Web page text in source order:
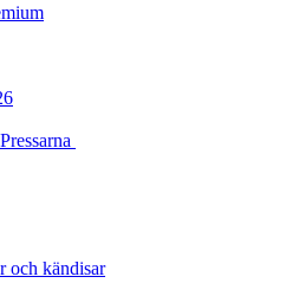
och kändisar